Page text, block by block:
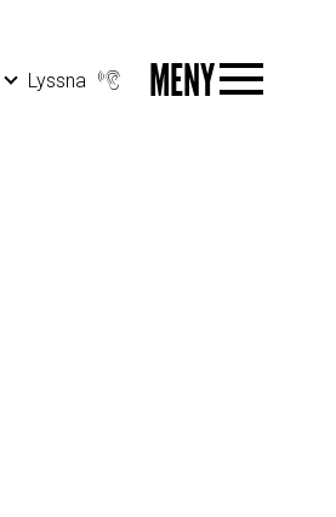
Lyssna MENY